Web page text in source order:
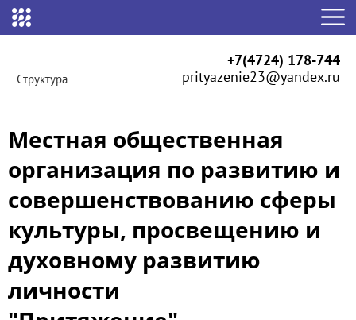
Структура
+7(4724) 178-744
prityazenie23@yandex.ru
Местная общественная
организация по развитию и
совершенствованию сферы
культуры, просвещению и
духовному развитию
личности